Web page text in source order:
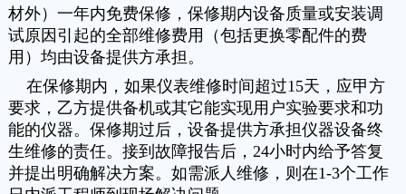
材外）一年内免费保修，保修期内设备质量或安装调
试原因引起的全部维修费用（包括更换零配件的费
用）均由设备提供方承担。
在保修期内，如果仪表维修时间超过15天，应甲方
要求，乙方提供备机或其它能实现用户实验要求和功
能的仪器。保修期过后，设备提供方承担仪器设备终
生维修的责任。接到故障报告后，24小时内给予答复
并提出明确解决方案。如需派人维修，则在1-3个工作